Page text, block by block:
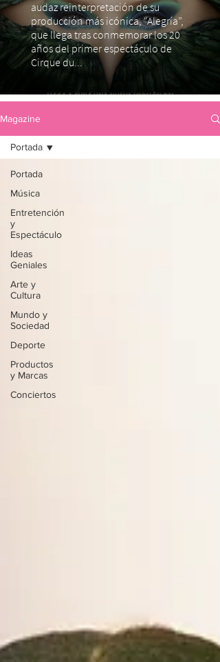
audaz reinterpretación de su
producción más icónica, “Alegría”,
que llega tras conmemorar los 20
años del primer espectáculo de
Cirque du...
Magazine
Portada
Música
Entretención
y
Espectáculo
Ideas
Geniales
Arte y
Cultura
Mundo y
Sociedad
Deporte
Productos
y Marcas
Conciertos
Portada